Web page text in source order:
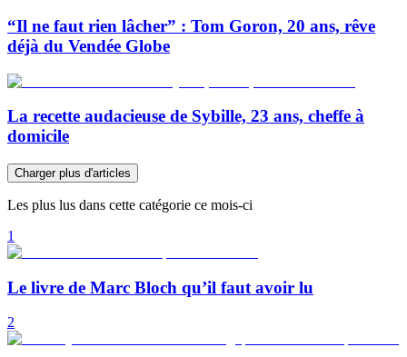
“Il ne faut rien lâcher” : Tom Goron, 20 ans, rêve
déjà du Vendée Globe
La recette audacieuse de Sybille, 23 ans, cheffe à
domicile
Charger plus d'articles
Les plus lus dans cette catégorie ce mois-ci
1
Le livre de Marc Bloch qu’il faut avoir lu
2